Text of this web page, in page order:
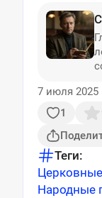
7 июля 2025
1
Теги:
Народные